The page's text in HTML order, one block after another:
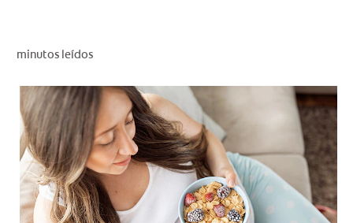
PROMOCIONES
CR (ES)
SUSCRÍBASE
minutos leídos